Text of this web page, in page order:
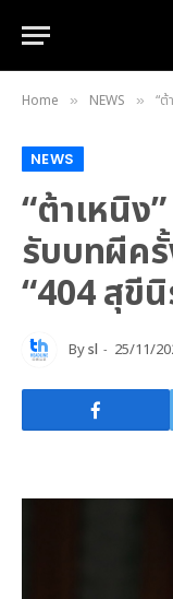
Home » NEWS » “ต้า
NEWS
“ต้าเหนิง
รับบทผีค
“404 สุขี
Bysl 25/11/